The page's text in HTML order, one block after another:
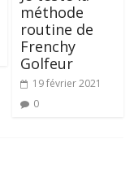
méthode
routine de
Frenchy
Golfeur
19 février 2021
0